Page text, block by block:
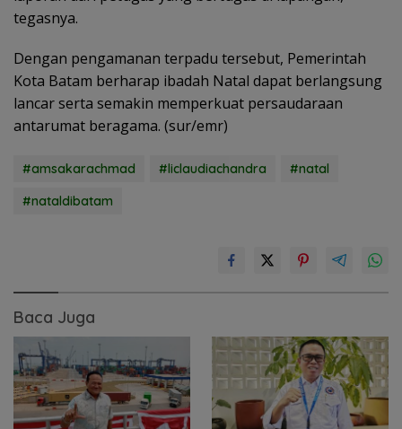
tegasnya.
Dengan pengamanan terpadu tersebut, Pemerintah
Kota Batam berharap ibadah Natal dapat berlangsung
lancar serta semakin memperkuat persaudaraan
antarumat beragama. (sur/emr)
#amsakarachmad #liclaudiachandra
#natal
#nataldibatam
Baca Juga